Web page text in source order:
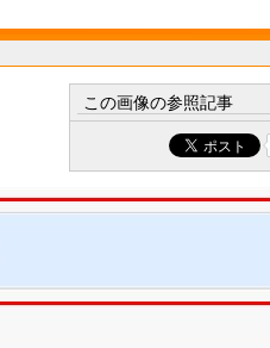
この画像の参照記事